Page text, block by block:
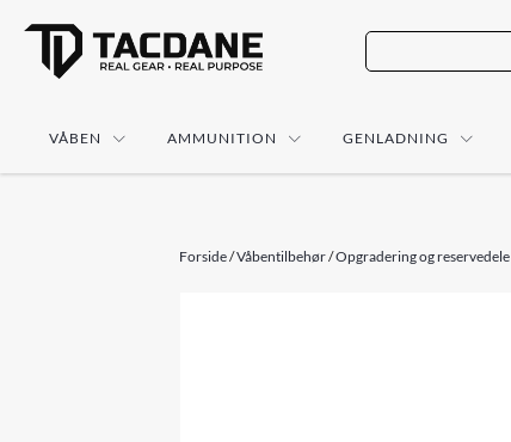
VÅBEN AMMUNITION GENLADNING
Forside/Våbentilbehør/Opgradering og reservedele